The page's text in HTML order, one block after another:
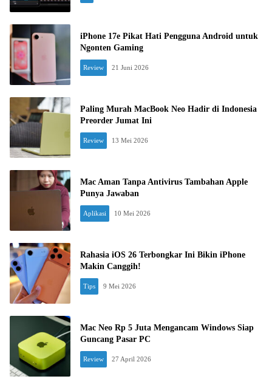
iPhone 17e Pikat Hati Pengguna Android untuk
Ngonten Gaming
Review 21 Juni 2026
Paling Murah MacBook Neo Hadir di Indonesia
Preorder Jumat Ini
Review 13 Mei 2026
Mac Aman Tanpa Antivirus Tambahan Apple
Punya Jawaban
Aplikasi 10 Mei 2026
Rahasia iOS 26 Terbongkar Ini Bikin iPhone
Makin Canggih!
Tips 9 Mei 2026
Mac Neo Rp 5 Juta Mengancam Windows Siap
Guncang Pasar PC
Review 27 April 2026